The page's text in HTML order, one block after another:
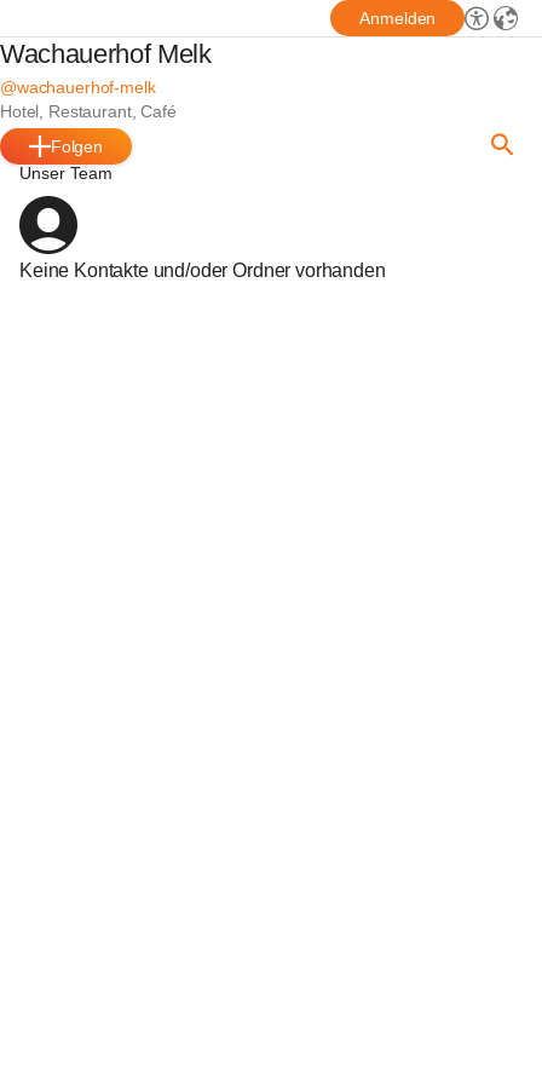
Anmelden
Wachauerhof Melk
@wachauerhof-melk
Hotel, Restaurant, Café
Folgen
Unser Team
Keine Kontakte und/oder Ordner vorhanden